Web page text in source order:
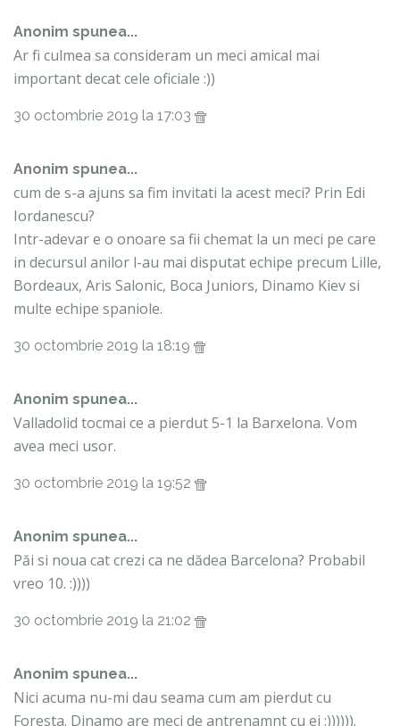
Anonim spunea...
Ar fi culmea sa consideram un meci amical mai
important decat cele oficiale :))
30 octombrie 2019 la 17:03
Anonim spunea...
cum de s-a ajuns sa fim invitati la acest meci? Prin Edi
Iordanescu?
Intr-adevar e o onoare sa fii chemat la un meci pe care
in decursul anilor l-au mai disputat echipe precum Lille,
Bordeaux, Aris Salonic, Boca Juniors, Dinamo Kiev si
multe echipe spaniole.
30 octombrie 2019 la 18:19
Anonim spunea...
Valladolid tocmai ce a pierdut 5-1 la Barxelona. Vom
avea meci usor.
30 octombrie 2019 la 19:52
Anonim spunea...
Păi si noua cat crezi ca ne dădea Barcelona? Probabil
vreo 10. :))))
30 octombrie 2019 la 21:02
Anonim spunea...
Nici acuma nu-mi dau seama cum am pierdut cu
Foresta. Dinamo are meci de antrenamnt cu ei :)))))).